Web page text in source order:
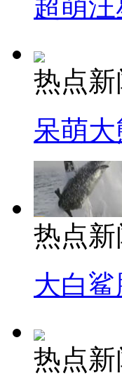
超萌
热点新
呆萌
热点新
大白
热点新